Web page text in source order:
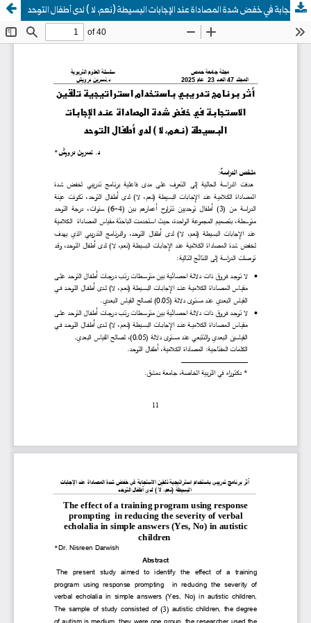
أثر برنامج تدريبي باستخدام استراتيجية تلقين الاستجابة في خفض شدة المصاداة عند الإجابات البسيطة (نعم، لا ) لدى أطفال التوحد